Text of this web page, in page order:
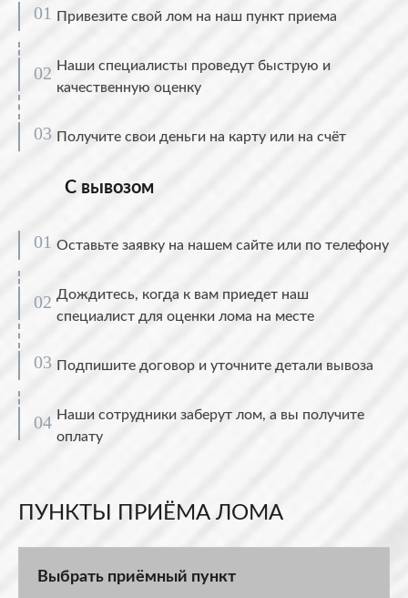
Привезите свой лом на наш пункт приема
Наши специалисты проведут быструю и
качественную оценку
Получите свои деньги на карту или на счёт
С вывозом
Оставьте заявку на нашем сайте или по телефону
Дождитесь, когда к вам приедет наш
специалист для оценки лома на месте
Подпишите договор и уточните детали вывоза
Наши сотрудники заберут лом, а вы получите
оплату
ПУНКТЫ ПРИЁМА ЛОМА
Выбрать приёмный пункт